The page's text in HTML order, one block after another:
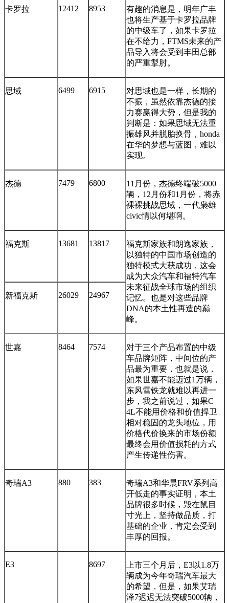
卡罗拉 12412 8953
有趣的消息是，明年广丰
也将生产基于卡罗拉品牌
的中级车了，如果卡罗拉
在不给力，FTMS未来的产
品导入将会受到丰田总部
的严重掣肘。
思域 6499 6915
对思域也是一样，长期的
不振，虽然依靠杰德的接
力赛赢得大势，但是我的
判断是：如果思域无法重
振雄风并脱胎换骨，honda
在华的梦想与蓝图，难以
实现。
杰德 7479 6800
11月份，杰德终端破5000
辆，12月份和1月份，将赤
裸裸挑战思域，一代枭雄
civic情以何堪啊。
福克斯 13681 13817
福克斯家族和朗逸家族，
以独特的中国市场创造的
独特模式大获成功，这会
成为大众汽车和福特汽车
未来征战全球市场的组织
记忆。也是对这些品牌
DNA的本土性再造的巅
峰。
新福克斯 26029 24967
世嘉 8464 7574
对于三个产品布置的中级
车品牌矩阵，中间位的产
品最为重要，也就是说，
如果世嘉不能迈过1万辆，
东风雪铁龙就难以再进一
步，我之前说过，如果C
4L不能用价格和价值捍卫
相对稳固的龙头地位，用
价格代价换来的市场份额
最终会用价值损耗的方式
产生传递性伤害。
奇瑞A3 880 383
奇瑞A3和华晨FRV系列高
开低走的事实证明，本土
品牌很多时候，毁在鼠目
寸光上，坚持做品质，打
基础的企业，肯定会受到
丰厚的回报。
E3 8697
上市三个月后，E3以1.8万
辆成为今年奇瑞汽车最大
的希望，但是，如果艾瑞
泽7迟迟无法突破5000辆，